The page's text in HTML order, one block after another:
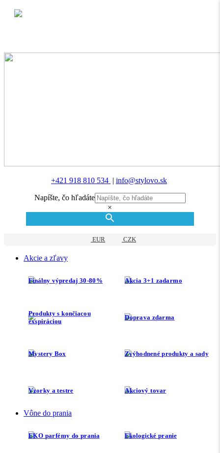
+421 918 810 534 | info@stylovo.sk
Napíšte, čo hľadáte
×
EUR CZK
Akcie a zľavy
Finálny výpredaj 30-80% Akcia 3+1 zadarmo
Produkty s končiacou
exspiráciou
Doprava zdarma
Mystery Box Zvýhodnené produkty a sady
Vzorky a testre Akciový tovar
Vône do prania
EKO parfémy do prania Ekologické pranie